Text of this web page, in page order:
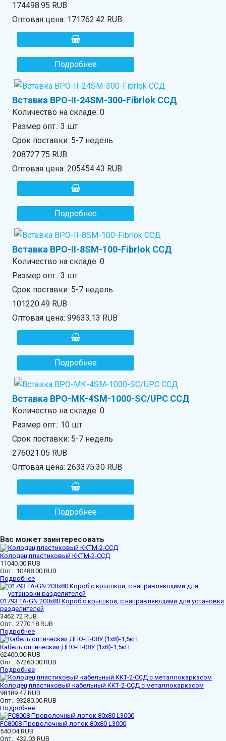
174498.95 RUB
Оптовая цена: 171762.42 RUB
Подробнее
Вставка ВРО-II-24SM-300-Fibrlok ССД
Количество на складе:0
Размер опт.: 3 шт
Срок поставки: 5-7 недель
208727.75 RUB
Оптовая цена:205454.43 RUB
Подробнее
Вставка ВРО-II-8SM-100-Fibrlok ССД
Количество на складе:0
Размер опт.: 3 шт
Срок поставки: 5-7 недель
101220.49 RUB
Оптовая цена:99633.13 RUB
Подробнее
Вставка ВРО-МК-4SM-1000-SC/UPC ССД
Количество на складе:0
Размер опт.: 10 шт
Срок поставки: 5-7 недель
276021.05 RUB
Оптовая цена:263375.30 RUB
Подробнее
Вас может заинтересовать
Колодец пластиковый ККТМ-2-ССД
11040.00 RUB
Опт.: 10488.00 RUB
Подробнее
01793 ТА-GN 200x80 Короб с крышкой, с направляющими для установки
разделителей
3462.72 RUB
Опт.: 2770.18 RUB
Подробнее
Кабель оптический ДПО-П-08У (1х8)-1,5кН
62400.00 RUB
Опт.: 67260.00 RUB
Подробнее
Колодец пластиковый кабельный ККТ-2-ССД с металлокаркасом
98189.47 RUB
Опт.: 93280.00 RUB
Подробнее
FC8008 Проволочный лоток 80х80 L3000
540.04 RUB
Опт.: 432.03 RUB